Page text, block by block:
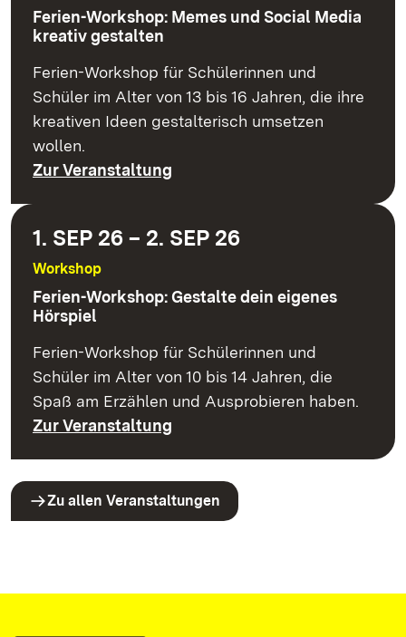
Ferien-Workshop: Memes und Social Media
kreativ gestalten
Ferien-Workshop für Schülerinnen und
Schüler im Alter von 13 bis 16 Jahren, die ihre
kreativen Ideen gestalterisch umsetzen
wollen.
Zur Veranstaltung
1. SEP 26 – 2. SEP 26
Workshop
Ferien-Workshop: Gestalte dein eigenes
Hörspiel
Ferien-Workshop für Schülerinnen und
Schüler im Alter von 10 bis 14 Jahren, die
Spaß am Erzählen und Ausprobieren haben.
Zur Veranstaltung
Zu allen Veranstaltungen